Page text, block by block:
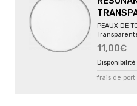
PEAUX DE
11,00€
frais de port